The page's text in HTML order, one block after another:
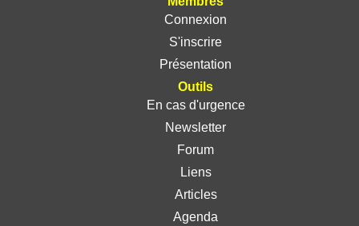
Connexion
S'inscrire
Présentation
Outils
En cas d'urgence
Newsletter
Forum
Liens
Articles
Agenda